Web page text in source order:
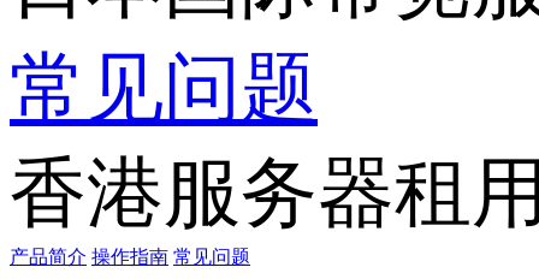
常见问题
香港服务器租
产品简介 操作指南 常见问题